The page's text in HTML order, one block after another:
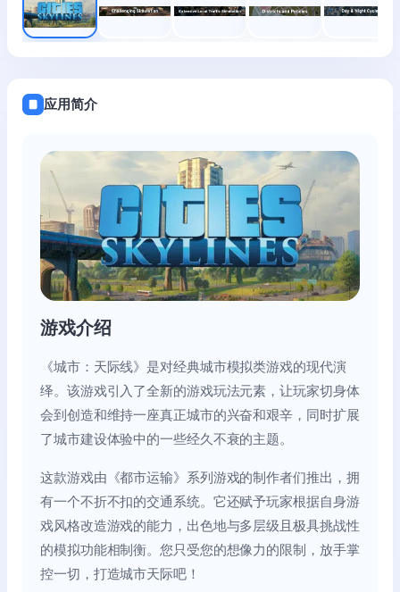
应用简介
游戏介绍
《城市：天际线》是对经典城市模拟类游戏的现代演
绎。该游戏引入了全新的游戏玩法元素，让玩家切身体
会到创造和维持一座真正城市的兴奋和艰辛，同时扩展
了城市建设体验中的一些经久不衰的主题。
这款游戏由《都市运输》系列游戏的制作者们推出，拥
有一个不折不扣的交通系统。它还赋予玩家根据自身游
戏风格改造游戏的能力，出色地与多层级且极具挑战性
的模拟功能相制衡。您只受您的想像力的限制，放手掌
控一切，打造城市天际吧！